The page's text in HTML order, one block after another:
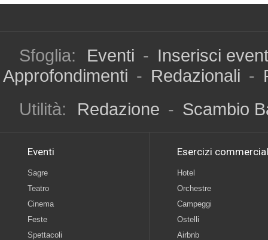
Sfoglia: Eventi - Inserisci
Approfondimenti - Redazionali -
Utilità:
Redazione - Scambio
Eventi
Sagre
Teatro
Cinema
Feste
Spettacoli
Esercizi
Hotel
Orchestre
Campeggi
Ostelli
Airbnb